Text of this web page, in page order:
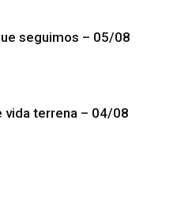
seguimos – 05/08
vida terrena – 04/08